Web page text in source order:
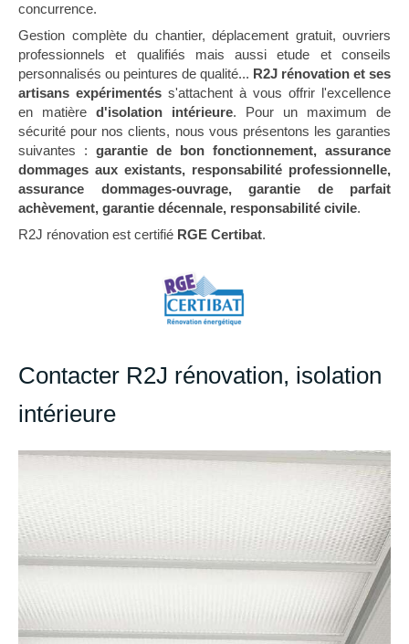
concurrence.
Gestion complète du chantier, déplacement gratuit, ouvriers
professionnels et qualifiés mais aussi etude et conseils
personnalisés ou peintures de qualité... R2J rénovation et ses
artisans expérimentés s'attachent à vous offrir l'excellence
en matière d'isolation intérieure. Pour un maximum de
sécurité pour nos clients, nous vous présentons les garanties
suivantes : garantie de bon fonctionnement, assurance
dommages aux existants, responsabilité professionnelle,
assurance dommages-ouvrage, garantie de parfait
achèvement, garantie décennale, responsabilité civile.
R2J rénovation est certifié RGE Certibat.
Contacter R2J rénovation, isolation
intérieure